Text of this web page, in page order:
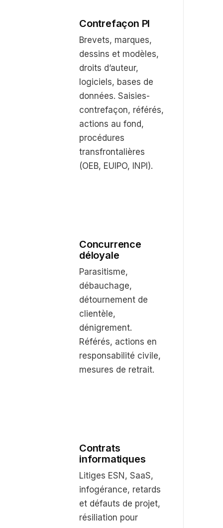
Contrefaçon PI
Brevets, marques,
dessins et modèles,
droits d’auteur,
logiciels, bases de
données. Saisies-
contrefaçon, référés,
actions au fond,
procédures
transfrontalières
(OEB, EUIPO, INPI).
Concurrence
déloyale
Parasitisme,
débauchage,
détournement de
clientèle,
dénigrement.
Référés, actions en
responsabilité civile,
mesures de retrait.
Contrats
informatiques
Litiges ESN, SaaS,
infogérance, retards
et défauts de projet,
résiliation pour